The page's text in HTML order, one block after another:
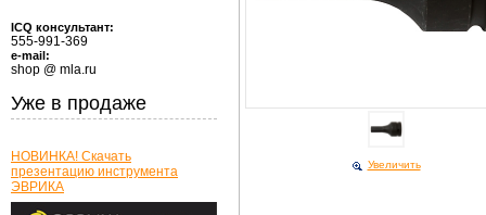
Увеличить
ICQ консультант:
555-991-369
e-mail:
shop @ mla.ru
Уже в продаже
НОВИНКА! Скачать
презентацию инструмента
ЭВРИКА